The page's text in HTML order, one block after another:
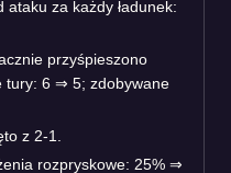
za każdy ładunek:
przyśpieszono
tury: 6 ⇒ 5; zdobywane
z 2-1.
rozpryskowe: 25% ⇒